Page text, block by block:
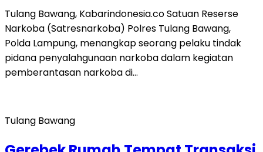
Tulang Bawang, Kabarindonesia.co Satuan Reserse
Narkoba (Satresnarkoba) Polres Tulang Bawang,
Polda Lampung, menangkap seorang pelaku tindak
pidana penyalahgunaan narkoba dalam kegiatan
pemberantasan narkoba di…
Tulang Bawang